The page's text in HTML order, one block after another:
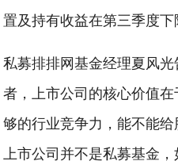
置及持有收益在第三季度下
私募排排网基金经理夏风
者，上市公司的核心价值
够的行业竞争力，能不能给
上市公司并不是私募基金